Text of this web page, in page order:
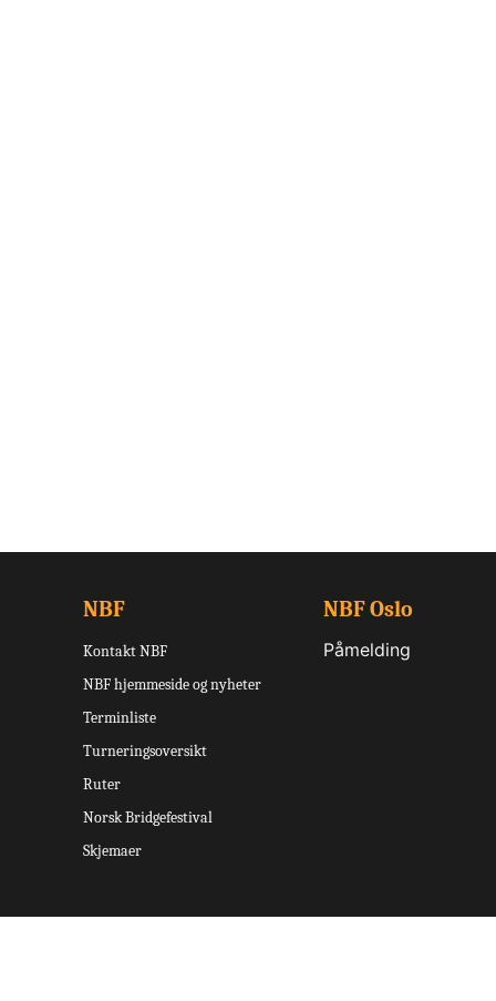
NBF
Kontakt NBF
NBF hjemmeside og nyheter
Terminliste
Turneringsoversikt
Ruter
Norsk Bridgefestival
Skjemaer
NBF Oslo
Påmelding